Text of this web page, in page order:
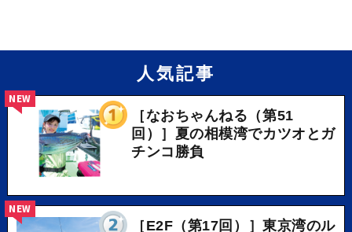
人気記事
［なおちゃんねる（第51
回）］夏の相模湾でカツオとガ
チンコ勝負
NEW
［E2F（第17回）］東京湾のル
NEW